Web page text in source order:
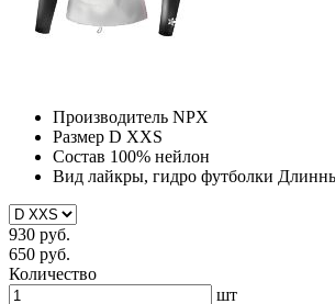
Производитель NPX
Размер D XXS
Состав 100% нейлон
Вид лайкры, гидро футболки
930 руб.
650 руб.
Количество
шт